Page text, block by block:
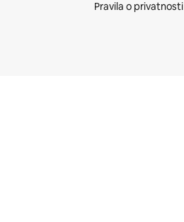
Pravila o privatnosti